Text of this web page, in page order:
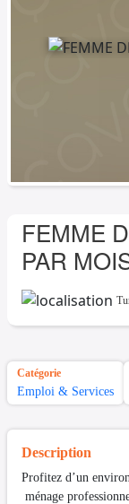
FEMME
PAR
Catégorie
Emploi & Services
Description
Profitez d’un
ménage